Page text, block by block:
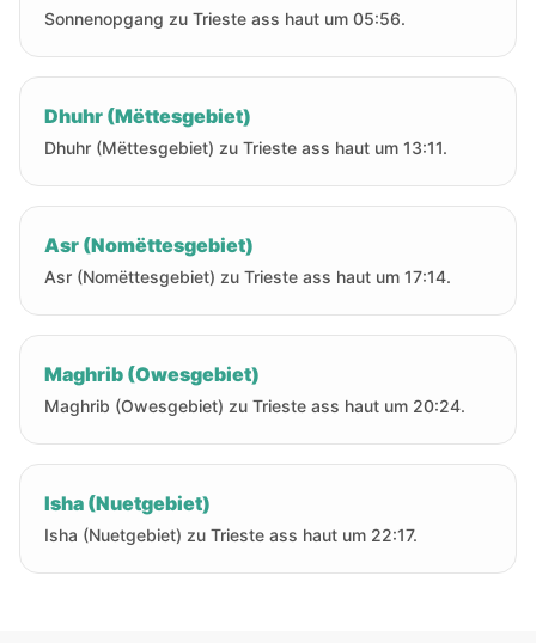
Sonnenopgang zu Trieste ass haut um 05:56.
Dhuhr (Mëttesgebiet)
Dhuhr (Mëttesgebiet) zu Trieste ass haut um 13:11.
Asr (Nomëttesgebiet)
Asr (Nomëttesgebiet) zu Trieste ass haut um 17:14.
Maghrib (Owesgebiet)
Maghrib (Owesgebiet) zu Trieste ass haut um 20:24.
Isha (Nuetgebiet)
Isha (Nuetgebiet) zu Trieste ass haut um 22:17.